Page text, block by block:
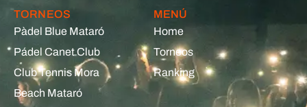
TORNEOS
Pàdel Blue Mataró
Pádel Canet Club
Club Tennis Mora
Beach Mataró
MENÚ
Home
Torneos
Ranking